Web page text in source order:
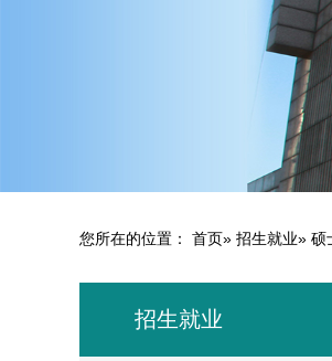
您所在的位置： 首页» 招生就业» 硕
招生就业